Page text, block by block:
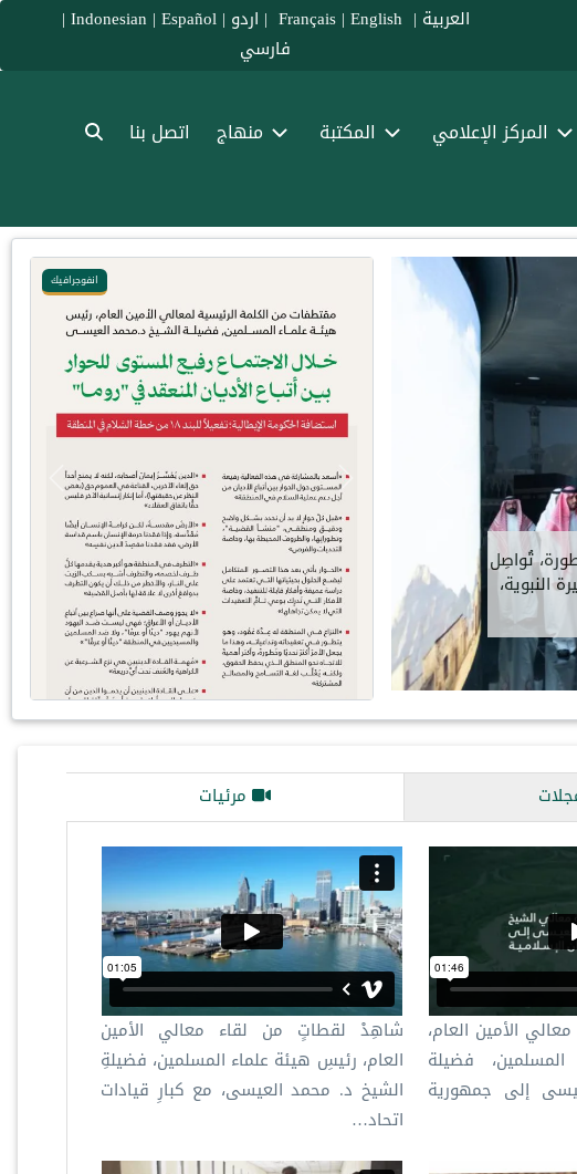
العربية |
Français
| English
| اردو |
Indonesian | Español
|
فارسي
المركز الإعلامي المكتبة منهاج اتصل بنا
الشيخ
انفوجرافيك
Next
مرئيات
الأمين العام،
فضيلة
إلى جمهورية
شاهِدْ لقطاتٍ من لقاء معالي الأمين
العام، رئيسِ هيئة علماء المسلمين، فضيلةِ
الشيخ د. محمد العيسى، مع كبارِ قيادات
اتحاد…